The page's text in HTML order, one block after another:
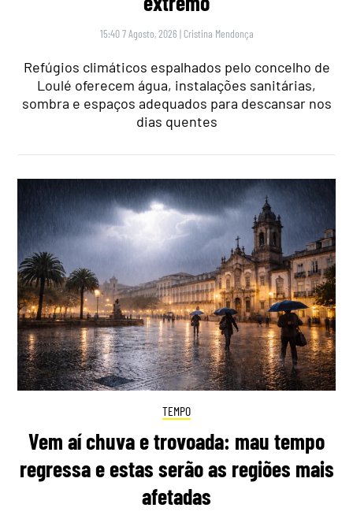
15:40 7 Agosto, 2026 | Cristina Mendonça
Refúgios climáticos espalhados pelo concelho de
Loulé oferecem água, instalações sanitárias,
sombra e espaços adequados para descansar nos
dias quentes
TEMPO
Vem aí chuva e trovoada: mau tempo
regressa e estas serão as regiões mais
afetadas